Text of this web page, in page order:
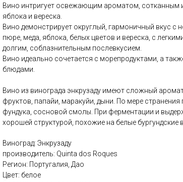
Вино интригует освежающим ароматом, сотканным
яблока и вереска.
Вино демонстрирует округлый, гармоничный вкус с
пюре, меда, яблока, белых цветов и вереска, с
долгим, соблазнительным послевкусием.
Вино идеально сочетается с морепродуктами, а
блюдами.
Вино из винограда энкрузаду имеют сложный
фруктов, папайи, маракуйи, дыни. По мере
фундука, сосновой смолы. При ферментации и
хорошей структурой, похожие на белые бургундские
Виноград: Энкрузаду
производитель: Quinta dos Roques
Регион: Португалия, Дао
Цвет: белое